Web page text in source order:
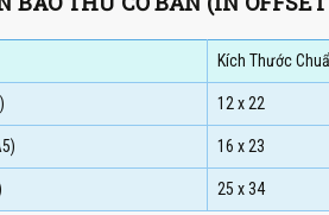
Kích Thước
12 x 22
16 x 23
25 x 34